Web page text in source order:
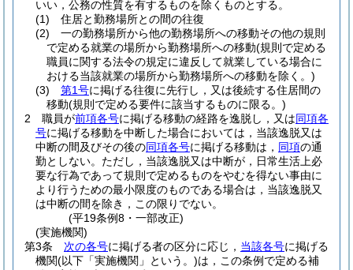
いい，公務の性質を有するものを除くものとする。
(1)
住居と勤務場所との間の往復
(2)
一の勤務場所から他の勤務場所への移動その他の規則
で定める就業の場所から勤務場所への移動(規則で定める
職員に関する法令の規定に違反して就業している場合に
おける当該就業の場所から勤務場所への移動を除く。)
(3)
第1号に掲げる往復に先行し，又は後続する住居間の
移動(規則で定める要件に該当するものに限る。)
2
職員が前項各号に掲げる移動の経路を逸脱し，又は同項各
号に掲げる移動を中断した場合においては，当該逸脱又は
中断の間及びその後の同項各号に掲げる移動は， 同項の通
勤としない。 ただし，当該逸脱又は中断が，日常生活上必
要な行為であって規則で定めるものをやむを得ない事由に
より行うための最小限度のものである場合は，当該逸脱又
は中断の間を除き，この限りでない。
(平19条例8・一部改正)
(実施機関)
第3条
次の各号に掲げる者の区分に応じ， 当該各号に掲げる
機関(以下「実施機関」という。)は，この条例で定める補